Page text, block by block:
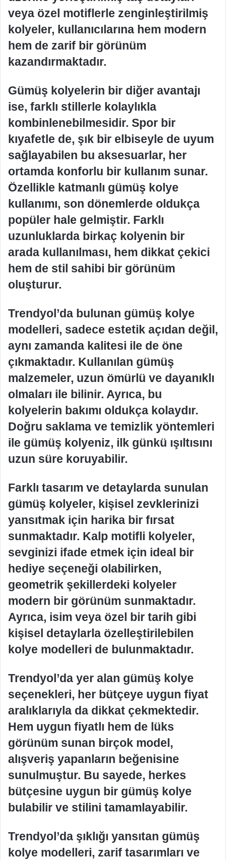
veya özel motiflerle zenginleştirilmiş
kolyeler, kullanıcılarına hem modern
hem de zarif bir görünüm
kazandırmaktadır.
Gümüş kolyelerin bir diğer avantajı
ise, farklı stillerle kolaylıkla
kombinlenebilmesidir. Spor bir
kıyafetle de, şık bir elbiseyle de uyum
sağlayabilen bu aksesuarlar, her
ortamda konforlu bir kullanım sunar.
Özellikle katmanlı gümüş kolye
kullanımı, son dönemlerde oldukça
popüler hale gelmiştir. Farklı
uzunluklarda birkaç kolyenin bir
arada kullanılması, hem dikkat çekici
hem de stil sahibi bir görünüm
oluşturur.
Trendyol’da bulunan gümüş kolye
modelleri, sadece estetik açıdan değil,
aynı zamanda kalitesi ile de öne
çıkmaktadır. Kullanılan gümüş
malzemeler, uzun ömürlü ve dayanıklı
olmaları ile bilinir. Ayrıca, bu
kolyelerin bakımı oldukça kolaydır.
Doğru saklama ve temizlik yöntemleri
ile gümüş kolyeniz, ilk günkü ışıltısını
uzun süre koruyabilir.
Farklı tasarım ve detaylarda sunulan
gümüş kolyeler, kişisel zevklerinizi
yansıtmak için harika bir fırsat
sunmaktadır. Kalp motifli kolyeler,
sevginizi ifade etmek için ideal bir
hediye seçeneği olabilirken,
geometrik şekillerdeki kolyeler
modern bir görünüm sunmaktadır.
Ayrıca, isim veya özel bir tarih gibi
kişisel detaylarla özelleştirilebilen
kolye modelleri de bulunmaktadır.
Trendyol’da yer alan gümüş kolye
seçenekleri, her bütçeye uygun fiyat
aralıklarıyla da dikkat çekmektedir.
Hem uygun fiyatlı hem de lüks
görünüm sunan birçok model,
alışveriş yapanların beğenisine
sunulmuştur. Bu sayede, herkes
bütçesine uygun bir gümüş kolye
bulabilir ve stilini tamamlayabilir.
Trendyol’da şıklığı yansıtan gümüş
kolye modelleri, zarif tasarımları ve